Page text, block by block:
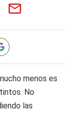
menos es
No
las